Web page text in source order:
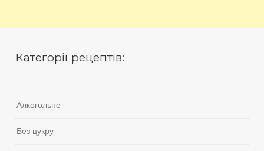
Категорії рецептів:
Алкогольне
Без цукру